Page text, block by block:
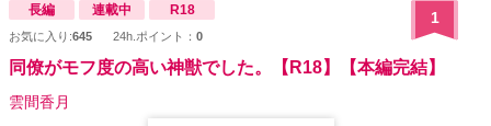
長編 連載中 R18
お気に入り:645 24h.ポイント： 0
1
同僚がモフ度の高い神獣でした。【R18】【本編完結】
雲間香月